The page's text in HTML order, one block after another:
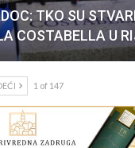
TKO SU
COSTABELLA U
1 of 147